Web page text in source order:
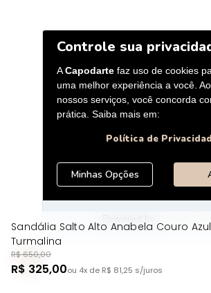
Sandália Salto Alto Anabela Couro Azul
Turmalina
R$ 650,00
R$ 325,00ou 4x de R$ 81,25 s/juros